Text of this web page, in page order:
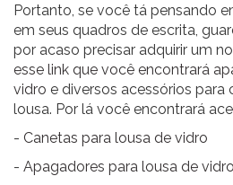
Portanto, se você tá pensando
em seus quadros de escrita,
por acaso precisar adquirir um
esse link que você encontrará
vidro e diversos acessórios para
lousa. Por lá você encontrará
- Canetas para lousa de vidro
- Apagadores para lousa de vidro